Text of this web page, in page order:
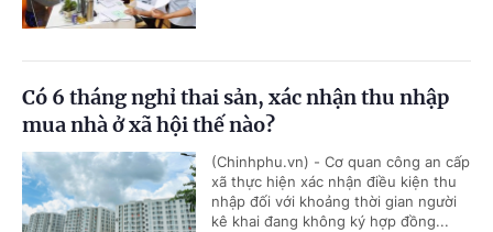
Có 6 tháng nghỉ thai sản, xác nhận thu nhập
mua nhà ở xã hội thế nào?
(Chinhphu.vn) - Cơ quan công an cấp
xã thực hiện xác nhận điều kiện thu
nhập đối với khoảng thời gian người
kê khai đang không ký hợp đồng...